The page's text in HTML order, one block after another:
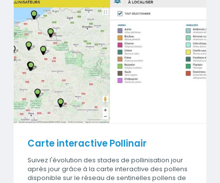
Visuel
Carte interactive Pollinair
Suivez l'évolution des stades de pollinisation jour
après jour grâce à la carte interactive des pollens
disponible sur le réseau de sentinelles pollens de